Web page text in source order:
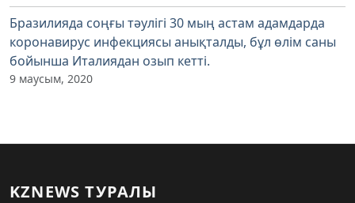
Бразилияда соңғы тәулігі 30 мың астам адамдарда
коронавирус инфекциясы анықталды, бұл өлім саны
бойынша Италиядан озып кетті.
9 маусым, 2020
KZNEWS ТУРАЛЫ